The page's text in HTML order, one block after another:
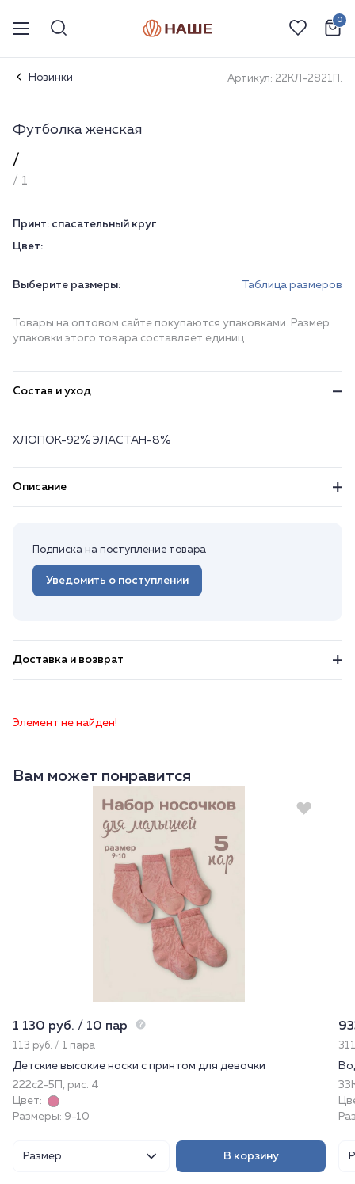
0
Новинки Артикул: 22КЛ-2821П.
Футболка женская
/
/ 1
Принт: спасательный круг
Цвет:
Выберите размеры: Таблица размеров
Товары на оптовом сайте покупаются упаковками. Размер
упаковки этого товара составляет единиц
Состав и уход
ХЛОПОК-92% ЭЛАСТАН-8%
Описание
Подписка на поступление товара
Уведомить о поступлении
Доставка и возврат
Элемент не найден!
Вам может понравится
1 130 руб. / 10 пар
113 руб. / 1 пара
Детские высокие носки с принтом для девочки
222с2-5П, рис. 4
Цвет:
Размеры: 9-10
Размер В корзину